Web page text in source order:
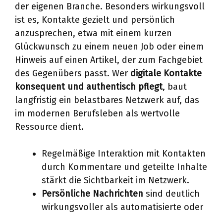
der eigenen Branche. Besonders wirkungsvoll
ist es, Kontakte gezielt und persönlich
anzusprechen, etwa mit einem kurzen
Glückwunsch zu einem neuen Job oder einem
Hinweis auf einen Artikel, der zum Fachgebiet
des Gegenübers passt. Wer digitale Kontakte
konsequent und authentisch pflegt, baut
langfristig ein belastbares Netzwerk auf, das
im modernen Berufsleben als wertvolle
Ressource dient.
Regelmäßige Interaktion mit Kontakten
durch Kommentare und geteilte Inhalte
stärkt die Sichtbarkeit im Netzwerk.
Persönliche Nachrichten sind deutlich
wirkungsvoller als automatisierte oder